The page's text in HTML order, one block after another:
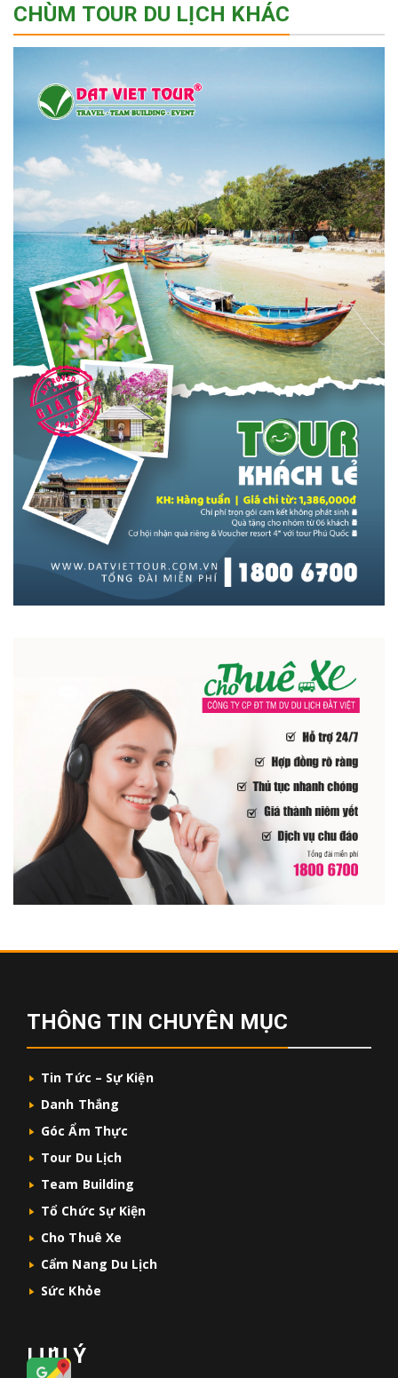
CHÙM TOUR DU LỊCH KHÁC
THÔNG TIN CHUYÊN MỤC
Tin Tức – Sự Kiện
Danh Thắng
Góc Ẩm Thực
Tour Du Lịch
Team Building
Tổ Chức Sự Kiện
Cho Thuê Xe
Cẩm Nang Du Lịch
Sức Khỏe
LƯU Ý